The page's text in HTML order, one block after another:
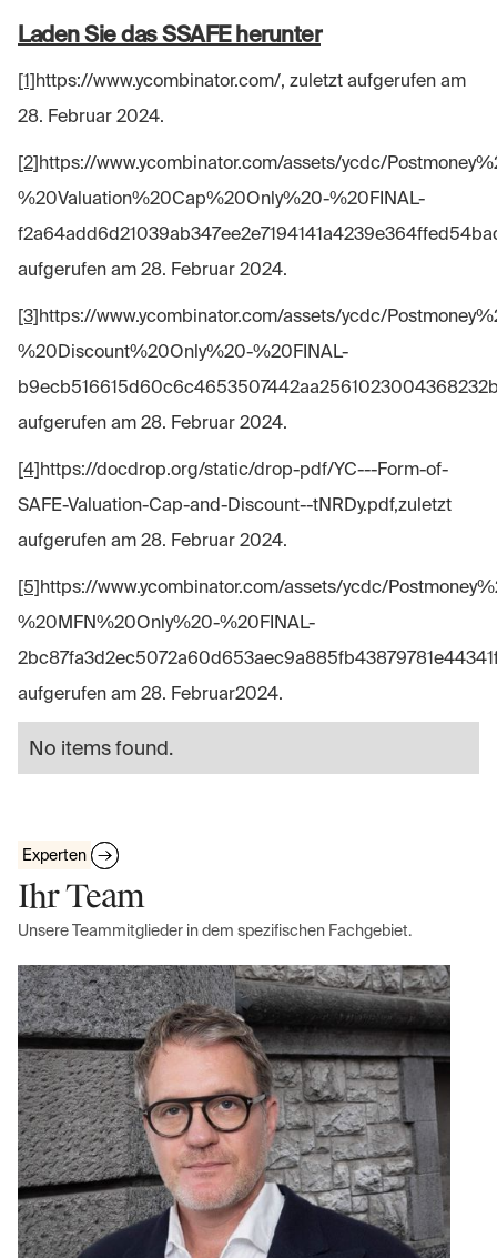
Laden Sie das SSAFE herunter
[1]https://www.ycombinator.com/, zuletzt aufgerufen am
28. Februar 2024.
[2]https://www.ycombinator.com/assets/ycdc/
%20Valuation%20Cap%20Only%20-%20FINAL-
aufgerufen am 28. Februar 2024.
[3]https://www.ycombinator.com/assets/ycdc/
%20Discount%20Only%20-%20FINAL-
aufgerufen am 28. Februar 2024.
[4]https://docdrop.org/static/drop-pdf/YC---Form-of-
SAFE-Valuation-Cap-and-Discount--tNRDy.pdf,zuletzt
aufgerufen am 28. Februar 2024.
[5]https://www.ycombinator.com/assets/ycdc/
%20MFN%20Only%20-%20FINAL-
aufgerufen am 28. Februar2024.
No items found.
Experten
Ihr Team
Unsere Teammitglieder in dem spezifischen Fachgebiet.